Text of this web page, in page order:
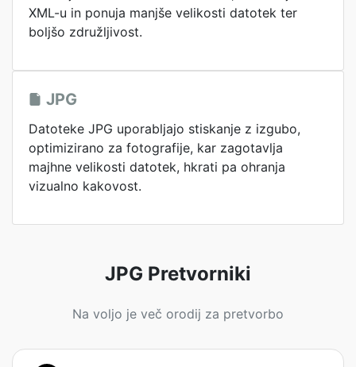
XML-u in ponuja manjše velikosti datotek ter
boljšo združljivost.
JPG
Datoteke JPG uporabljajo stiskanje z izgubo,
optimizirano za fotografije, kar zagotavlja
majhne velikosti datotek, hkrati pa ohranja
vizualno kakovost.
JPG Pretvorniki
Na voljo je več orodij za pretvorbo